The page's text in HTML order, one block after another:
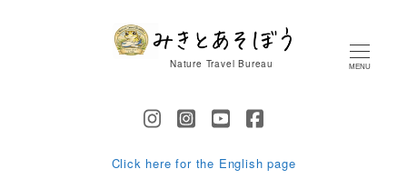
Nature Travel Bureau MENU
Click here for the English page